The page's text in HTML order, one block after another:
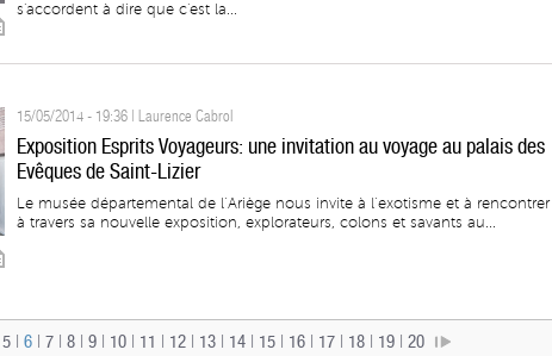
s'accordent à dire que c'est la...
15/05/2014 - 19:36 | Laurence Cabrol
Exposition Esprits Voyageurs: une invitation au voyage au palais des
Evêques de Saint-Lizier
Le musée départemental de l’Ariège nous invite à l’exotisme et à rencontrer
à travers sa nouvelle exposition, explorateurs, colons et savants au...
5 6 7 8 9 10 11 12 13 14 15 16 17 18 19 20